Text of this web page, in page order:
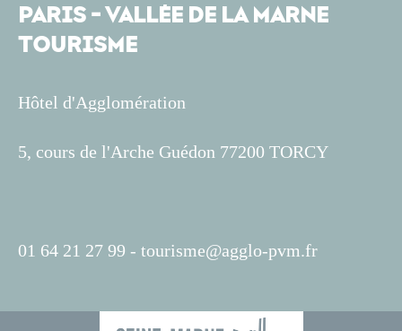
PARIS - VALLÉE DE LA MARNE
TOURISME
Hôtel d'Agglomération
5, cours de l'Arche Guédon 77200 TORCY
01 64 21 27 99 - tourisme@agglo-pvm.fr